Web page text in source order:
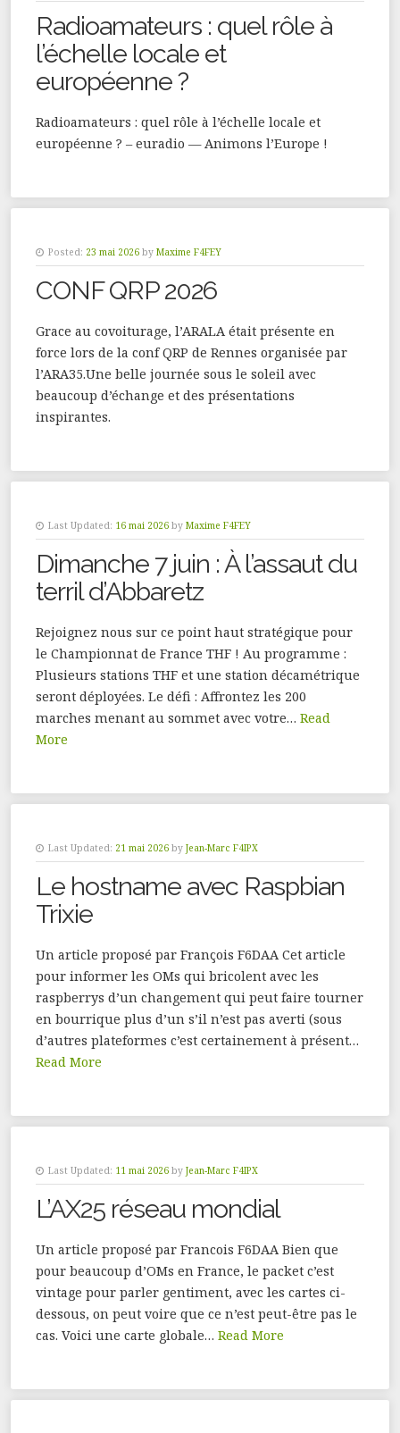
Radioamateurs : quel rôle à
l’échelle locale et
européenne ?
Radioamateurs : quel rôle à l’échelle locale et
européenne ? – euradio — Animons l’Europe !
Posted: 23 mai 2026 by Maxime F4FEY
CONF QRP 2026
Grace au covoiturage, l’ARALA était présente en
force lors de la conf QRP de Rennes organisée par
l’ARA35.Une belle journée sous le soleil avec
beaucoup d’échange et des présentations
inspirantes.
Last Updated: 16 mai 2026 by Maxime F4FEY
Dimanche 7 juin : À l’assaut du
terril d’Abbaretz
Rejoignez nous sur ce point haut stratégique pour
le Championnat de France THF ! Au programme :
Plusieurs stations THF et une station décamétrique
seront déployées. Le défi : Affrontez les 200
marches menant au sommet avec votre… Read
More
Last Updated: 21 mai 2026 by Jean-Marc F4IPX
Le hostname avec Raspbian
Trixie
Un article proposé par François F6DAA Cet article
pour informer les OMs qui bricolent avec les
raspberrys d’un changement qui peut faire tourner
en bourrique plus d’un s’il n’est pas averti (sous
d’autres plateformes c’est certainement à présent…
Read More
Last Updated: 11 mai 2026 by Jean-Marc F4IPX
L’AX25 réseau mondial
Un article proposé par Francois F6DAA Bien que
pour beaucoup d’OMs en France, le packet c’est
vintage pour parler gentiment, avec les cartes ci-
dessous, on peut voire que ce n’est peut-être pas le
cas. Voici une carte globale… Read More